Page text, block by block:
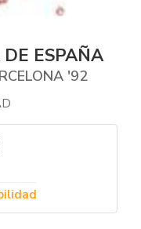
ESPAÑA
'92